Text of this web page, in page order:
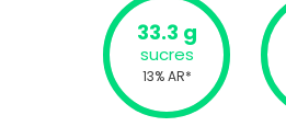
33.3 g
sucres
13% AR*